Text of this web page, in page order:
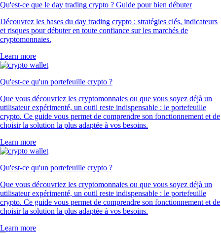
Qu'est-ce que le day trading crypto ? Guide pour bien débuter
Découvrez les bases du day trading crypto : stratégies clés, indicateurs
et risques pour débuter en toute confiance sur les marchés de
cryptomonnaies.
Learn more
Qu'est-ce qu'un portefeuille crypto ?
Que vous découvriez les cryptomonnaies ou que vous soyez déjà un
utilisateur expérimenté, un outil reste indispensable : le portefeuille
crypto. Ce guide vous permet de comprendre son fonctionnement et de
choisir la solution la plus adaptée à vos besoins.
Learn more
Qu'est-ce qu'un portefeuille crypto ?
Que vous découvriez les cryptomonnaies ou que vous soyez déjà un
utilisateur expérimenté, un outil reste indispensable : le portefeuille
crypto. Ce guide vous permet de comprendre son fonctionnement et de
choisir la solution la plus adaptée à vos besoins.
Learn more